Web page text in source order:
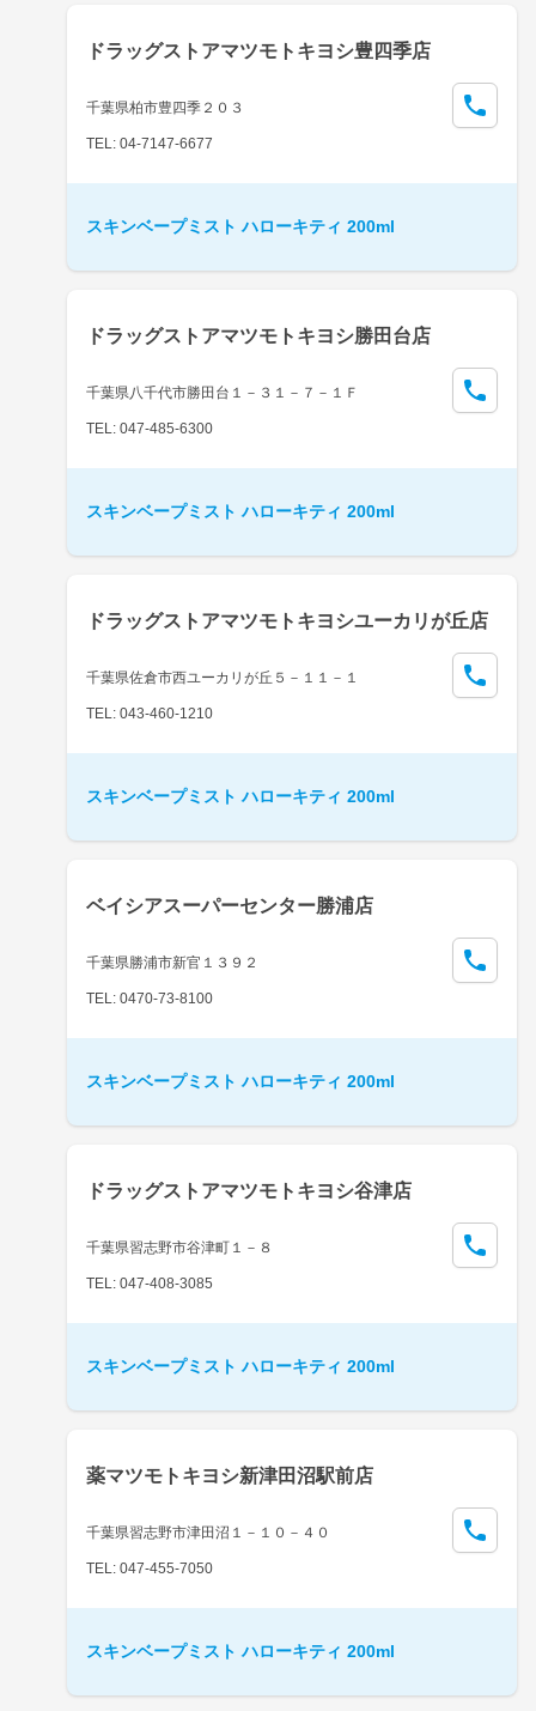
ドラッグストアマツモトキヨシ豊四季店
千葉県柏市豊四季２０３
TEL: 04-7147-6677
スキンベープミスト ハローキティ 200ml
ドラッグストアマツモトキヨシ勝田台店
千葉県八千代市勝田台１－３１－７－１Ｆ
TEL: 047-485-6300
スキンベープミスト ハローキティ 200ml
ドラッグストアマツモトキヨシユーカリが丘店
千葉県佐倉市西ユーカリが丘５－１１－１
TEL: 043-460-1210
スキンベープミスト ハローキティ 200ml
ベイシアスーパーセンター勝浦店
千葉県勝浦市新官１３９２
TEL: 0470-73-8100
スキンベープミスト ハローキティ 200ml
ドラッグストアマツモトキヨシ谷津店
千葉県習志野市谷津町１－８
TEL: 047-408-3085
スキンベープミスト ハローキティ 200ml
薬マツモトキヨシ新津田沼駅前店
千葉県習志野市津田沼１－１０－４０
TEL: 047-455-7050
スキンベープミスト ハローキティ 200ml